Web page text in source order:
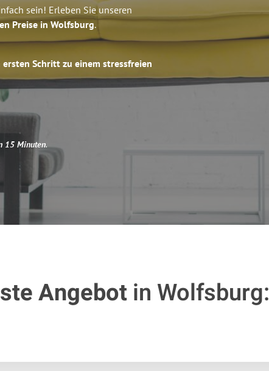
sein! Erleben Sie unseren
Preise in Wolfsburg.
Schritt zu einem stressfreien
15 Minuten.
Angebotin Wolfsburg: